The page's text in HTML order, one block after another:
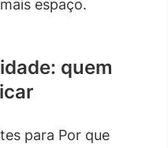
espaço.
quem
para Por que